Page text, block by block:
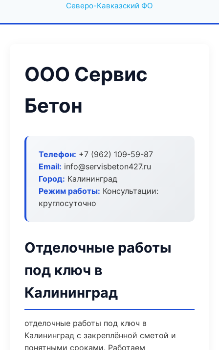
Северо-Кавказский ФО
ООО Сервис
Бетон
Телефон: +7 (962) 109-59-87
Email: info@servisbeton427.ru
Город: Калининград
Режим работы: Консультации:
круглосуточно
Отделочные работы
под ключ в
Калининград
отделочные работы под ключ в
Калининград с закреплённой сметой и
понятными сроками. Работаем